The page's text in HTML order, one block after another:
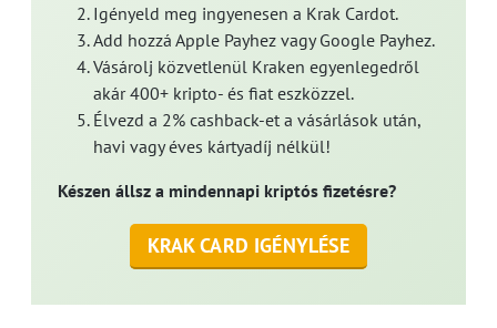
Igényeld meg ingyenesen a Krak Cardot.
Add hozzá Apple Payhez vagy Google Payhez.
Vásárolj közvetlenül Kraken egyenlegedről
akár 400+ kripto- és fiat eszközzel.
Élvezd a 2% cashback-et a vásárlások után,
havi vagy éves kártyadíj nélkül!
Készen állsz a mindennapi kriptós fizetésre?
KRAK CARD IGÉNYLÉSE